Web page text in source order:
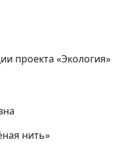
проекта «Экология»
нить»